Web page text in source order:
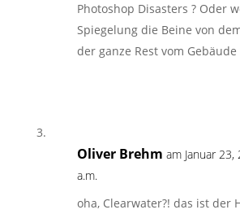
Photoshop Disasters ? Oder
Spiegelung die Beine von
der ganze Rest vom Gebäude
Oliver Brehm am Januar
a.m.
oha, Clearwater?! das ist der